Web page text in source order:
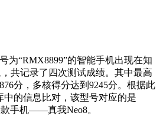
为“RMX8899”的智能手机出现在知
共记录了四次测试成绩。其中最高
分，多核得分达到9245分。根据此
的信息比对，该型号对应的是
手机——真我Neo8。